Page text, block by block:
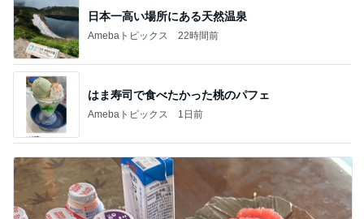
日本一高い場所にある天然温泉
Amebaトピックス 22時間前
はま寿司で食べたかった桃のパフェ
Amebaトピックス 1日前